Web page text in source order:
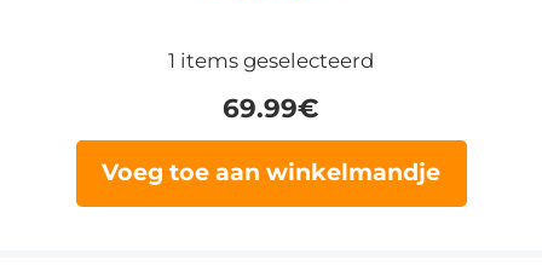
1 items geselecteerd
69.99€
Voeg toe aan winkelmandje